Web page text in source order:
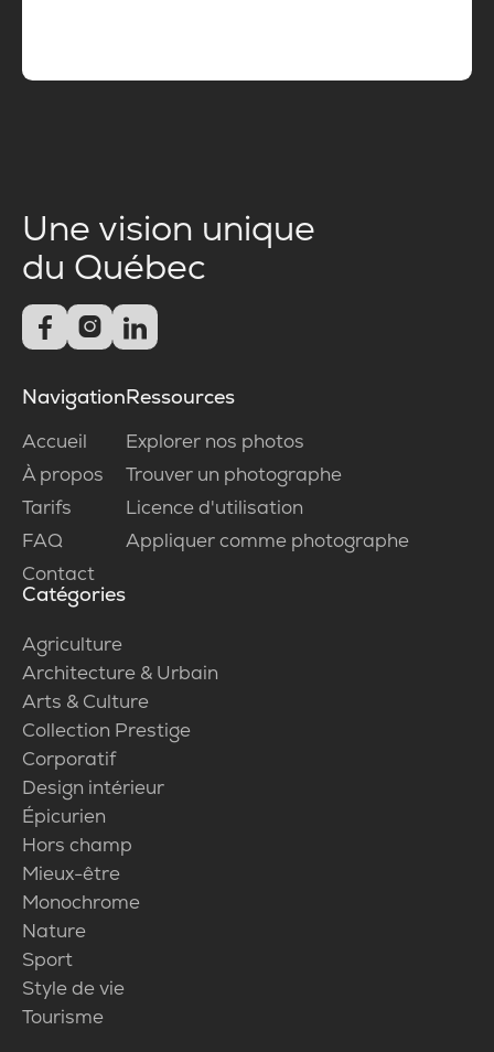
Une vision unique
du Québec
  
Navigation
Accueil
À propos
Tarifs
FAQ
Contact
Ressources
Explorer nos photos
Trouver un photographe
Licence d'utilisation
Appliquer comme photographe
Catégories
Agriculture
Architecture & Urbain
Arts & Culture
Collection Prestige
Corporatif
Design intérieur
Épicurien
Hors champ
Mieux-être
Monochrome
Nature
Sport
Style de vie
Tourisme